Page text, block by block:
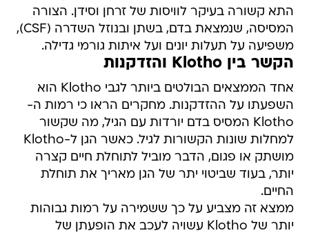
התא קשורה בעיקר לוויסות של זרחן וסידן. הצורה
המסיסה, שנמצאת בדם, בשתן ובנוזל השדרה (CSF),
משפיעה על תעלות יונים ועל איתות גורמי גדילה.
הקשר בין Klotho והזדקנות
אחד הממצאים הבולטים ביותר לגבי Klotho הוא
השפעתו על ההזדקנות. מחקרים הראו כי רמות ה-
Klotho המסיס בדם יורדות עם הגיל, מה שקשור
למחלות שונות הקשורות לגיל. כאשר הגן ל-Klotho
מושתק או פגום, הדבר מוביל לתוחלת חיים קצרה
יותר, בעוד שביטוי יתר של הגן מאריך את תוחלת
החיים.
ממצא זה מצביע על כך ששמירה על רמות גבוהות
יותר של Klotho עשויה לעכב את הופעתן של